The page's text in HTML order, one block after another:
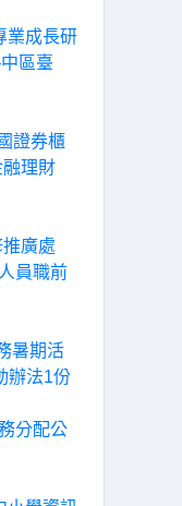
業成長研
區臺
證券櫃
理財
廣處
員職前
暑期活
辦法1份
分配公